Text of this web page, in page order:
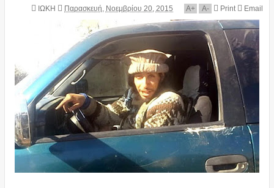
ΙΩΚΗ Παρασκευή, Νοεμβρίου 20, 2015 A+ A- Print Email